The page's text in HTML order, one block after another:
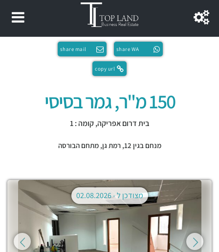
share WA
share mail
copy url
150 מ"ר, גמר בסיסי
בית דרום אפריקה, קומה : 1
מנחם בגין 12, רמת גן,מתחם הבורסה
מצודכן ל -02.08.2026